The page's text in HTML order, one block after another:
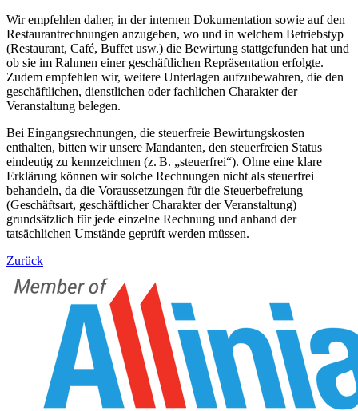
Wir empfehlen daher, in der internen Dokumentation sowie auf den
Restaurantrechnungen anzugeben, wo und in welchem Betriebstyp
(Restaurant, Café, Buffet usw.) die Bewirtung stattgefunden hat und
ob sie im Rahmen einer geschäftlichen Repräsentation erfolgte.
Zudem empfehlen wir, weitere Unterlagen aufzubewahren, die den
geschäftlichen, dienstlichen oder fachlichen Charakter der
Veranstaltung belegen.
Bei Eingangsrechnungen, die steuerfreie Bewirtungskosten
enthalten, bitten wir unsere Mandanten, den steuerfreien Status
eindeutig zu kennzeichnen (z. B. „steuerfrei“). Ohne eine klare
Erklärung können wir solche Rechnungen nicht als steuerfrei
behandeln, da die Voraussetzungen für die Steuerbefreiung
(Geschäftsart, geschäftlicher Charakter der Veranstaltung)
grundsätzlich für jede einzelne Rechnung und anhand der
tatsächlichen Umstände geprüft werden müssen.
Zurück